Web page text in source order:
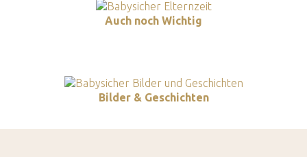
Auch noch Wichtig
Bilder & Geschichten